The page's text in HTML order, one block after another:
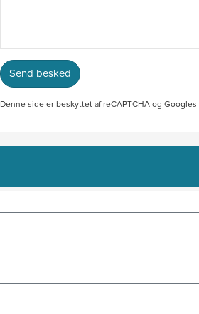
Send besked
Denne side er beskyttet af reCAPTCHA og Googles